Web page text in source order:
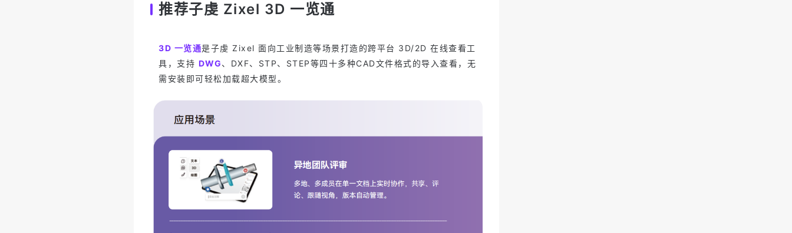
推荐子虔 Zixel 3D 一览通
3D 一览通是子虔 Zixel 面向工业制造等场景打造的跨平台 3D/2D 在线查看工
具，支持 DWG、DXF、STP、STEP等四十多种CAD文件格式的导入查看，无
需安装即可轻松加载超大模型。